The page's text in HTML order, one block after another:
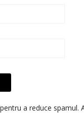
a reduce spamul.